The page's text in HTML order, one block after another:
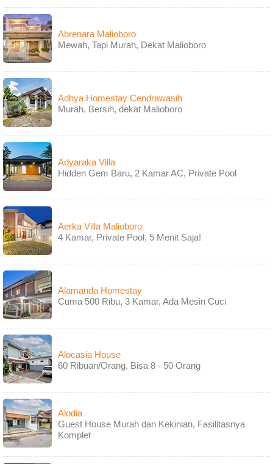
Abrenara Malioboro
Mewah, Tapi Murah, Dekat Malioboro
Adhya Homestay Cendrawasih
Murah, Bersih, dekat Malioboro
Adyaraka Villa
Hidden Gem Baru, 2 Kamar AC, Private Pool
Aerka Villa Malioboro
4 Kamar, Private Pool, 5 Menit Saja!
Alamanda Homestay
Cuma 500 Ribu, 3 Kamar, Ada Mesin Cuci
Alocasia House
60 Ribuan/Orang, Bisa 8 - 50 Orang
Alodia
Guest House Murah dan Kekinian, Fasilitasnya
Komplet